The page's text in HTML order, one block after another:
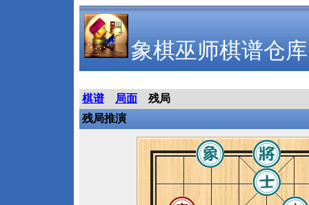
象棋巫师棋谱仓库
棋谱 局面
残局
残局推演